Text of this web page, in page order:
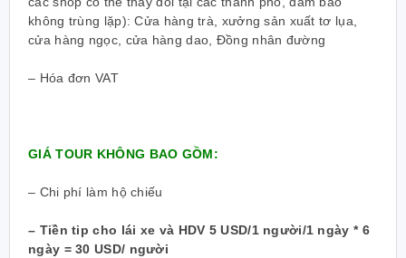
không trùng lặp): Cửa hàng trà, xưởng sản xuất tơ lụa,
cửa hàng ngọc, cửa hàng dao, Đồng nhân đường
– Hóa đơn VAT
GIÁ TOUR KHÔNG BAO GỒM:
– Chi phí làm hộ chiếu
– Tiền tip cho lái xe và HDV 5 USD/1 người/1 ngày * 6
ngày = 30 USD/ người